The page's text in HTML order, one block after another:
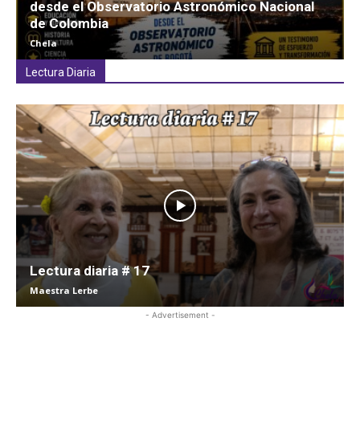
desde el Observatorio Astronómico Nacional
de Colombia
Chela
Lectura Diaria
Lectura diaria # 17
Maestra Lerbe
- Advertisement -